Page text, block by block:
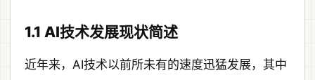
1.1 AI技术发展现状简述
近年来，AI技术以前所未有的速度迅猛发展，其中